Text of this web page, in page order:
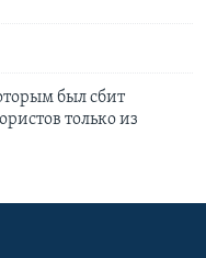
был сбит
только из